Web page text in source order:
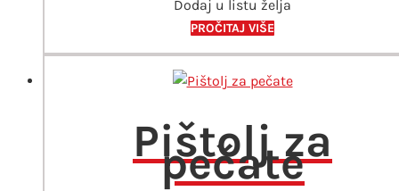
Dodaj u listu želja
PROČITAJ VIŠE
Pištolj za
pečate